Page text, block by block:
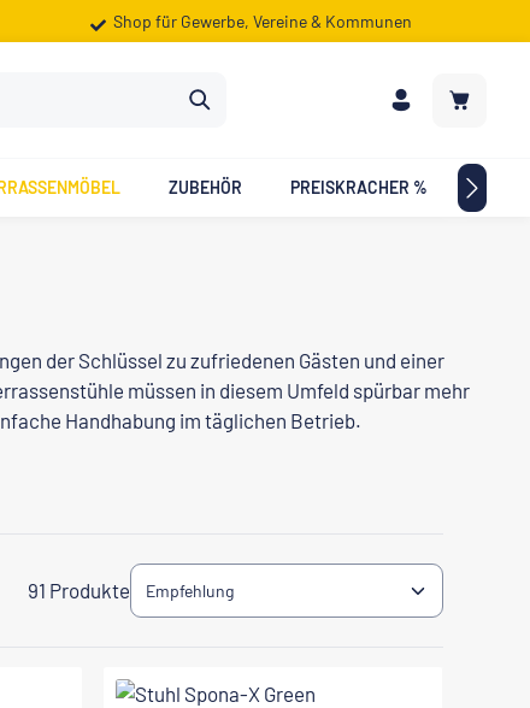
Shop für Gewerbe, Vereine & Kommunen
ZUBEHÖR PREISKRACHER %
der Schlüssel zu zufriedenen Gästen und einer
müssen in diesem Umfeld spürbar mehr
Handhabung im täglichen Betrieb.
91 Produkte